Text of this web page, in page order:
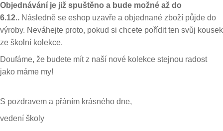
Objednávání je již spuštěno a bude možné až do
6.12.. Následně se eshop uzavře a objednané zboží půjde do
výroby. Neváhejte proto, pokud si chcete pořídit ten svůj kousek
ze školní kolekce.
Doufáme, že budete mít z naší nové kolekce stejnou radost
jako máme my!
S pozdravem a přáním krásného dne,
vedení školy